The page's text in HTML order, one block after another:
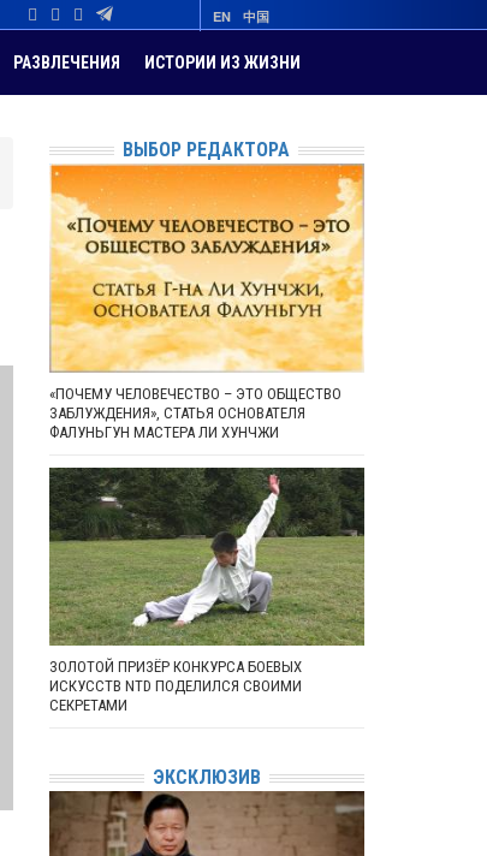
EN 中国
РАЗВЛЕЧЕНИЯ ИСТОРИИ ИЗ ЖИЗНИ
ВЫБОР РЕДАКТОРА
«ПОЧЕМУ ЧЕЛОВЕЧЕСТВО – ЭТО ОБЩЕСТВО
ЗАБЛУЖДЕНИЯ», СТАТЬЯ ОСНОВАТЕЛЯ
ФАЛУНЬГУН МАСТЕРА ЛИ ХУНЧЖИ
ЗОЛОТОЙ ПРИЗЁР КОНКУРСА БОЕВЫХ
ИСКУССТВ NTD ПОДЕЛИЛСЯ СВОИМИ
СЕКРЕТАМИ
ЭКСКЛЮЗИВ